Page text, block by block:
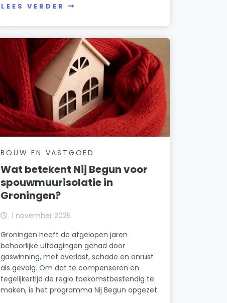
LEES VERDER
BOUW EN VASTGOED
Wat betekent Nij Begun voor
spouwmuurisolatie in
Groningen?
1 november 2025
Groningen heeft de afgelopen jaren
behoorlijke uitdagingen gehad door
gaswinning, met overlast, schade en onrust
als gevolg. Om dat te compenseren en
tegelijkertijd de regio toekomstbestendig te
maken, is het programma Nij Begun opgezet.